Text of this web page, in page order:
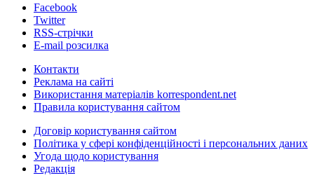
Facebook
Twitter
RSS-стрічки
E-mail розсилка
Контакти
Реклама на сайті
Використання матеріалів korrespondent.net
Правила користування сайтом
Договір користування сайтом
Політика у сфері конфіденційності і персональних даних
Угода щодо користування
Редакція